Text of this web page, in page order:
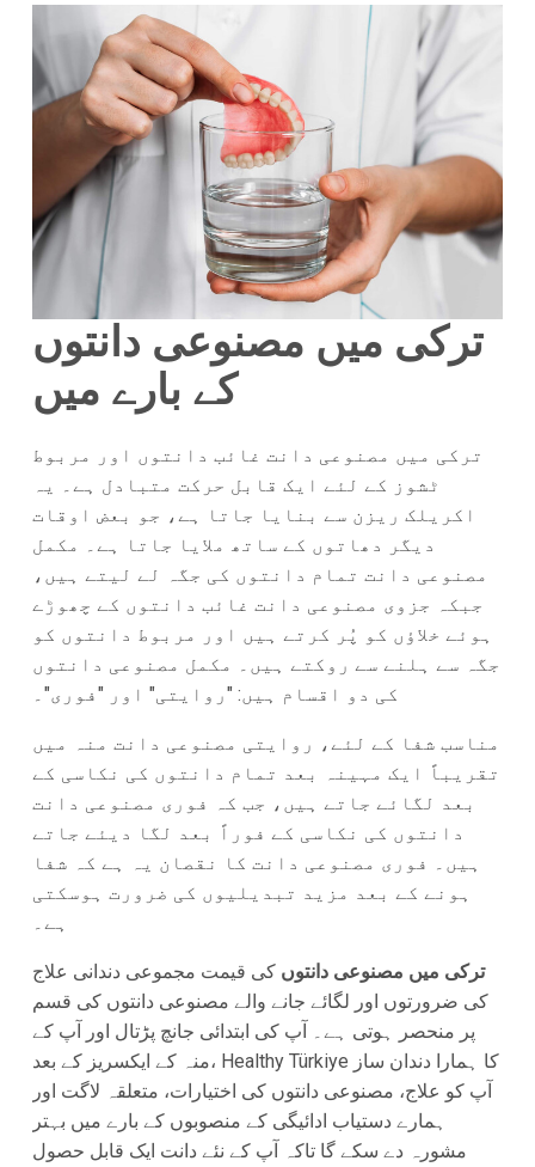
ترکی میں مصنوعی دانتوں
کے بارے میں
ترکی میں مصنوعی دانت غائب دانتوں اور مربوط
ٹشوز کے لئے ایک قابل حرکت متبادل ہے۔ یہ
اکریلک ریزن سے بنایا جاتا ہے، جو بعض اوقات
دیگر دھاتوں کے ساتھ ملایا جاتا ہے۔ مکمل
مصنوعی دانت تمام دانتوں کی جگہ لے لیتے ہیں،
جبکہ جزوی مصنوعی دانت غائب دانتوں کے چھوڑے
ہوئے خلاؤں کو پُر کرتے ہیں اور مربوط دانتوں کو
جگہ سے ہلنے سے روکتے ہیں۔ مکمل مصنوعی دانتوں
کی دو اقسام ہیں: "روایتی" اور "فوری"۔
مناسب شفا کے لئے، روایتی مصنوعی دانت منہ میں
تقریباً ایک مہینہ بعد تمام دانتوں کی نکاسی کے
بعد لگائے جاتے ہیں، جب کہ فوری مصنوعی دانت
دانتوں کی نکاسی کے فوراً بعد لگا دیئے جاتے
ہیں۔ فوری مصنوعی دانت کا نقصان یہ ہے کہ شفا
ہونے کے بعد مزید تبدیلیوں کی ضرورت ہوسکتی
ہے۔
ترکی میں مصنوعی دانتوں کی قیمت مجموعی دندانی علاج
کی ضرورتوں اور لگائے جانے والے مصنوعی دانتوں کی قسم
پر منحصر ہوتی ہے۔ آپ کی ابتدائی جانچ پڑتال اور آپ کے
منہ کے ایکسریز کے بعد، Healthy Türkiye کا ہمارا دندان ساز
آپ کو علاج، مصنوعی دانتوں کی اختیارات، متعلقہ لاگت اور
ہمارے دستیاب ادائیگی کے منصوبوں کے بارے میں بہتر
مشورہ دے سکے گا تاکہ آپ کے نئے دانت ایک قابل حصول